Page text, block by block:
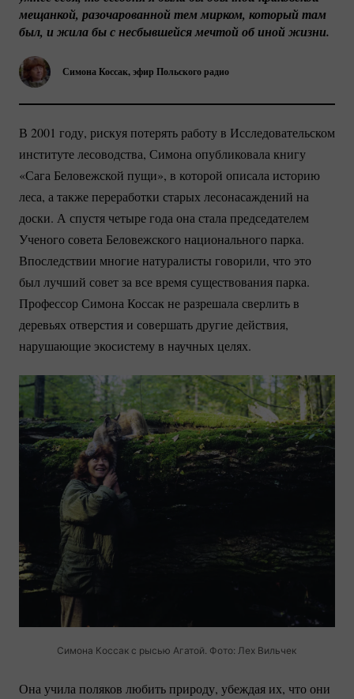
Симона Коссак, эфир Польского радио
мещанкой, разочарованной тем мирком, который там
был, и жила бы с несбывшейся мечтой об иной жизни.
В 2001 году, рискуя потерять работу в Исследовательском
институте лесоводства, Симона опубликовала книгу
«Сага Беловежской пущи», в которой описала историю
леса, а также переработки старых лесонасаждений на
доски. А спустя четыре года она стала председателем
Ученого совета Беловежского национального парка.
Впоследствии многие натуралисты говорили, что это
был лучший совет за все время существования парка.
Профессор Симона Коссак не разрешала сверлить в
деревьях отверстия и совершать другие действия,
нарушающие экосистему в научных целях.
Симона Коссак с рысью Агатой. Фото: Лех Вильчек
Она учила поляков любить природу, убеждая их, что они